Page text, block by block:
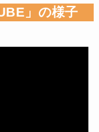
」の様子